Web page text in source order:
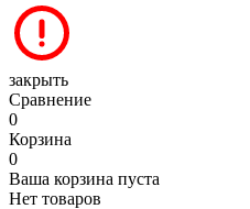
закрыть
Сравнение
0
Корзина
0
Ваша корзина пуста
Нет товаров